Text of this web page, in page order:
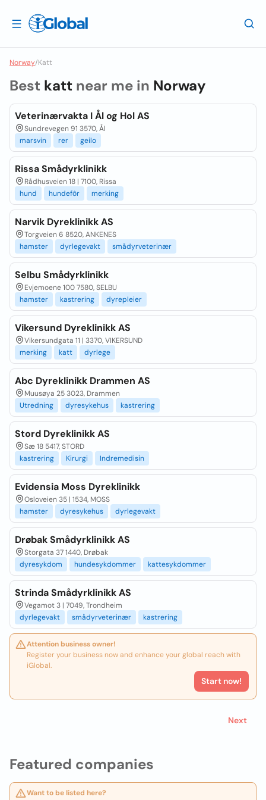
Norway/Katt
Featured companies
Want to be listed here?
Best katt near me in Norway
Veterinærvakta I Ål og Hol AS
Sundrevegen 91 3570, Ål
marsvin
rer geilo
Rissa Smådyrklinikk
Rådhusveien 18 | 7100, Rissa
hund
hundefôr merking
Narvik Dyreklinikk AS
Torgveien 6 8520, ANKENES
hamster
dyrlegevakt smådyrveterinær
Selbu Smådyrklinikk
Evjemoene 100 7580, SELBU
hamster
kastrering dyrepleier
Vikersund Dyreklinikk AS
Vikersundgata 11 | 3370, VIKERSUND
merking
katt dyrlege
Abc Dyreklinikk Drammen AS
Muusøya 25 3023, Drammen
Utredning
dyresykehus kastrering
Stord Dyreklinikk AS
Sæ 18 5417, STORD
kastrering
Kirurgi Indremedisin
Evidensia Moss Dyreklinikk
Osloveien 35 | 1534, MOSS
hamster
dyresykehus dyrlegevakt
Drøbak Smådyrklinikk AS
Storgata 37 1440, Drøbak
dyresykdom
hundesykdommer kattesykdommer
Strinda Smådyrklinikk AS
Vegamot 3 | 7049, Trondheim
dyrlegevakt
smådyrveterinær kastrering
Attention business owner!
Register your business now and enhance your global reach with
iGlobal.
Start now!
Next